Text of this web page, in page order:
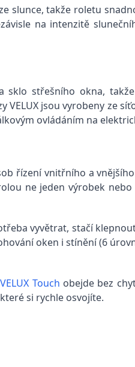
slunce, takže roletu
na intenzitě
střešního okna,
jsou vyrobeny ze
ovládáním na
řízení vnitřního a
ne jeden výrobek
vyvětrat, stačí
oken i stínění (6
VELUX Touch obejde bez
si rychle osvojíte.